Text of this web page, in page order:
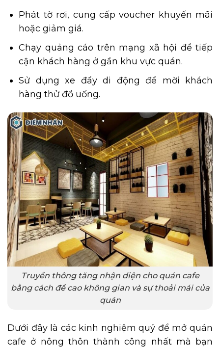
Phát tờ rơi, cung cấp voucher khuyến mãi
hoặc giảm giá.
Chạy quảng cáo trên mạng xã hội để tiếp
cận khách hàng ở gần khu vực quán.
Sử dụng xe đẩy di động để mời khách
hàng thử đồ uống.
Truyền thông tăng nhận diện cho quán cafe
bằng cách đề cao không gian và sự thoải mái của
quán
Dưới đây là các kinh nghiệm quý để mở quán
cafe ở nông thôn thành công nhất mà bạn